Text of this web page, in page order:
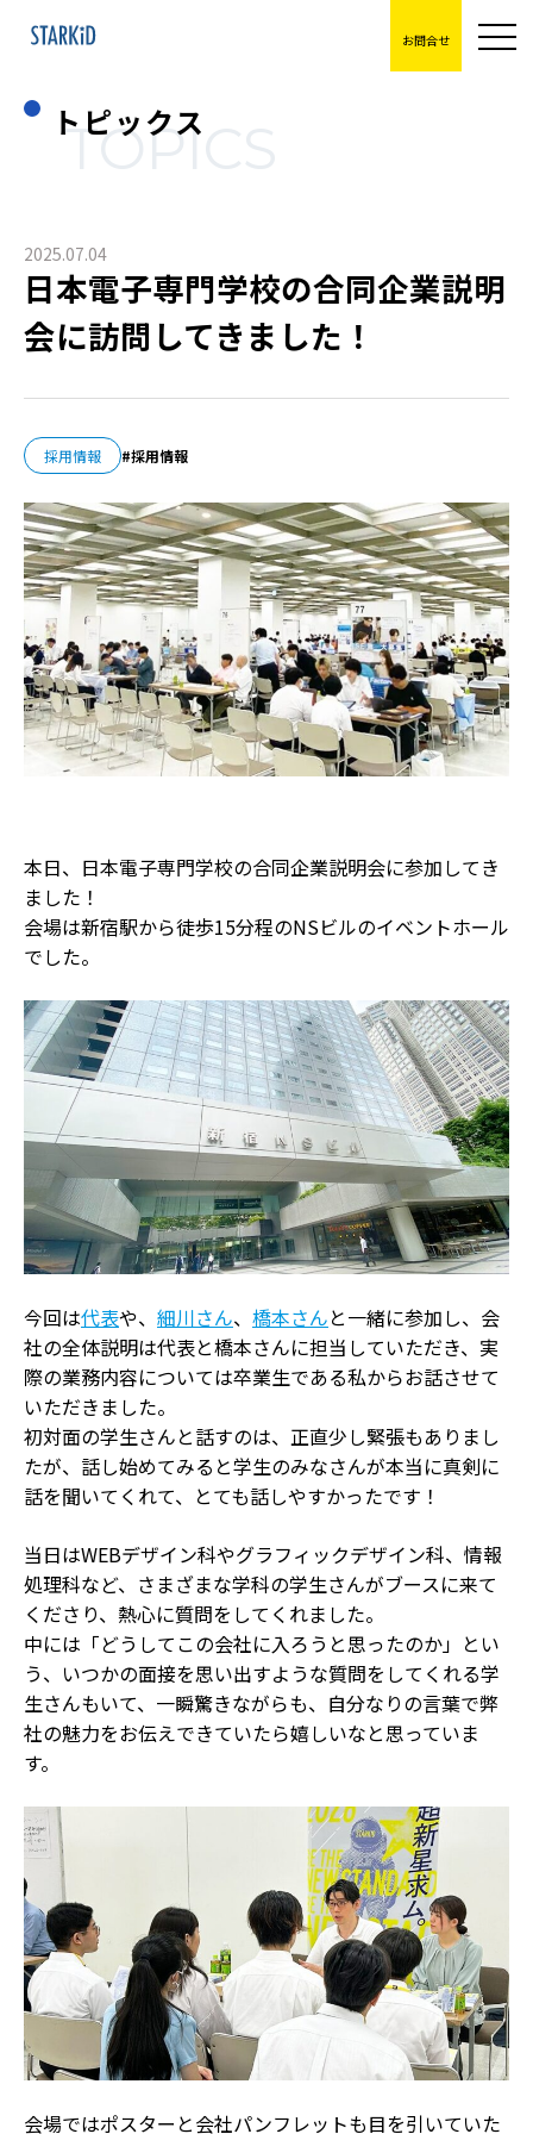
お問合せ
トピックス
TOPICS
2025.07.04
日本電子専門学校の合同企業説明
会に訪問してきました！
採用情報 採用情報
本日、日本電子専門学校の合同企業説明会に参加してき
ました！
会場は新宿駅から徒歩15分程のNSビルのイベントホール
でした。
今回は代表や、 細川さん、 橋本さんと一緒に参加し、会
社の全体説明は代表と橋本さんに担当していただき、実
際の業務内容については卒業生である私からお話させて
いただきました。
初対面の学生さんと話すのは、正直少し緊張もありまし
たが、話し始めてみると学生のみなさんが本当に真剣に
話を聞いてくれて、とても話しやすかったです！
当日はWEBデザイン科やグラフィックデザイン科、情報
処理科など、さまざまな学科の学生さんがブースに来て
くださり、熱心に質問をしてくれました。
中には「どうしてこの会社に入ろうと思ったのか」とい
う、いつかの面接を思い出すような質問をしてくれる学
生さんもいて、一瞬驚きながらも、自分なりの言葉で弊
社の魅力をお伝えできていたら嬉しいなと思っていま
す。
会場ではポスターと会社パンフレットも目を引いていた